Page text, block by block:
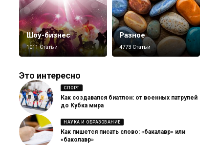
Шоу-бизнес
1011 Статьи
Разное
4773 Статьи
Это интересно
СПОРТ
Как создавался биатлон: от военных патрулей
до Кубка мира
НАУКА И ОБРАЗОВАНИЕ
Как пишется писать слово: «бакалавр» или
«баколавр»